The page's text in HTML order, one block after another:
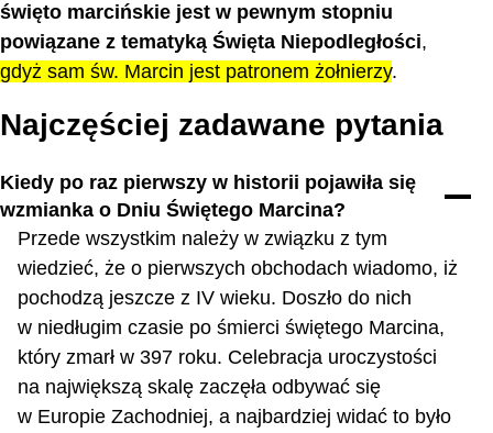
święto marcińskie jest w pewnym stopniu
powiązane z tematyką Święta Niepodległości,
gdyż sam św. Marcin jest patronem żołnierzy.
Najczęściej zadawane pytania
Kiedy po raz pierwszy w historii pojawiła się
wzmianka o Dniu Świętego Marcina?
Przede wszystkim należy w związku z tym
wiedzieć, że o pierwszych obchodach wiadomo, iż
pochodzą jeszcze z IV wieku. Doszło do nich
w niedługim czasie po śmierci świętego Marcina,
który zmarł w 397 roku. Celebracja uroczystości
na największą skalę zaczęła odbywać się
w Europie Zachodniej, a najbardziej widać to było